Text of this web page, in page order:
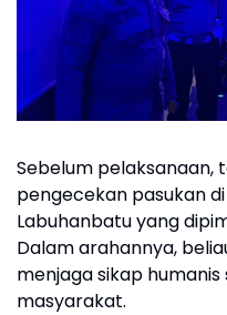
Sebelum pelaksanaan,
pengecekan pasukan
Labuhanbatu yang
Dalam arahannya,
menjaga sikap
masyarakat.